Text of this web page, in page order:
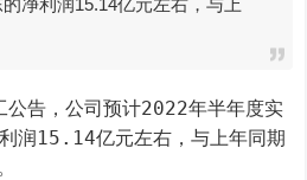
净利润15.14亿元左右，与上
润15.14亿元左右，与上年同期